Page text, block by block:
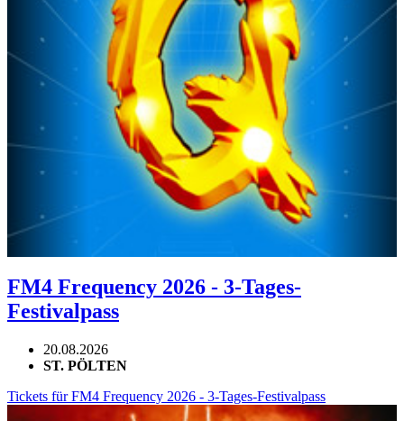
FM4 Frequency 2026 - 3-Tages-
Festivalpass
20.08.2026
ST. PÖLTEN
Tickets für FM4 Frequency 2026 - 3-Tages-Festivalpass